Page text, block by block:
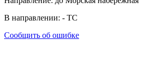
В направлении: - ТС
Сообщить об ошибке